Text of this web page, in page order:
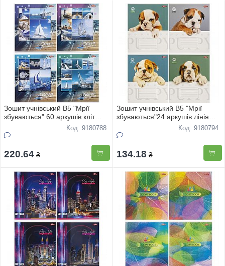
Зошит учнівський В5 "Мрії
збуваються" 60 аркушів кліт
"Вiтрильники" 3410 12штКод: 9180788
220.64 ₴
Зошит учнівський В5 "Мрії
збуваються"24 аркушів лінія
офс "Песики" 3595 16штКод: 9180794
134.18 ₴